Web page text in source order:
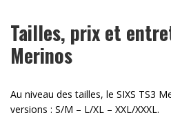
Tailles, prix et
Merinos
Au niveau des tailles, le SIXS TS3
versions : S/M – L/XL – XXL/XXXL.